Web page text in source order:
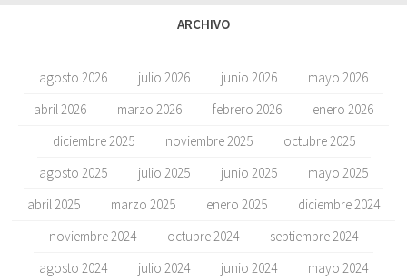
ARCHIVO
agosto 2026 julio 2026 junio 2026
mayo 2026
abril 2026
marzo 2026 febrero 2026
enero 2026
diciembre 2025
noviembre 2025
octubre 2025
agosto 2025
julio 2025 junio 2025
mayo 2025
abril 2025
marzo 2025 enero 2025
diciembre 2024
noviembre 2024
octubre 2024
septiembre 2024
agosto 2024
julio 2024 junio 2024
mayo 2024